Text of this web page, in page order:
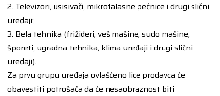
2. Televizori, usisivači, mikrotalasne pećnice i drugi slični
uređaji;
3. Bela tehnika (frižideri, veš mašine, sudo mašine,
šporeti, ugradna tehnika, klima uređaji i drugi slični
uređaji).
Za prvu grupu uređaja ovlašćeno lice prodavca će
obavestiti potrošača da će nesaobraznost biti